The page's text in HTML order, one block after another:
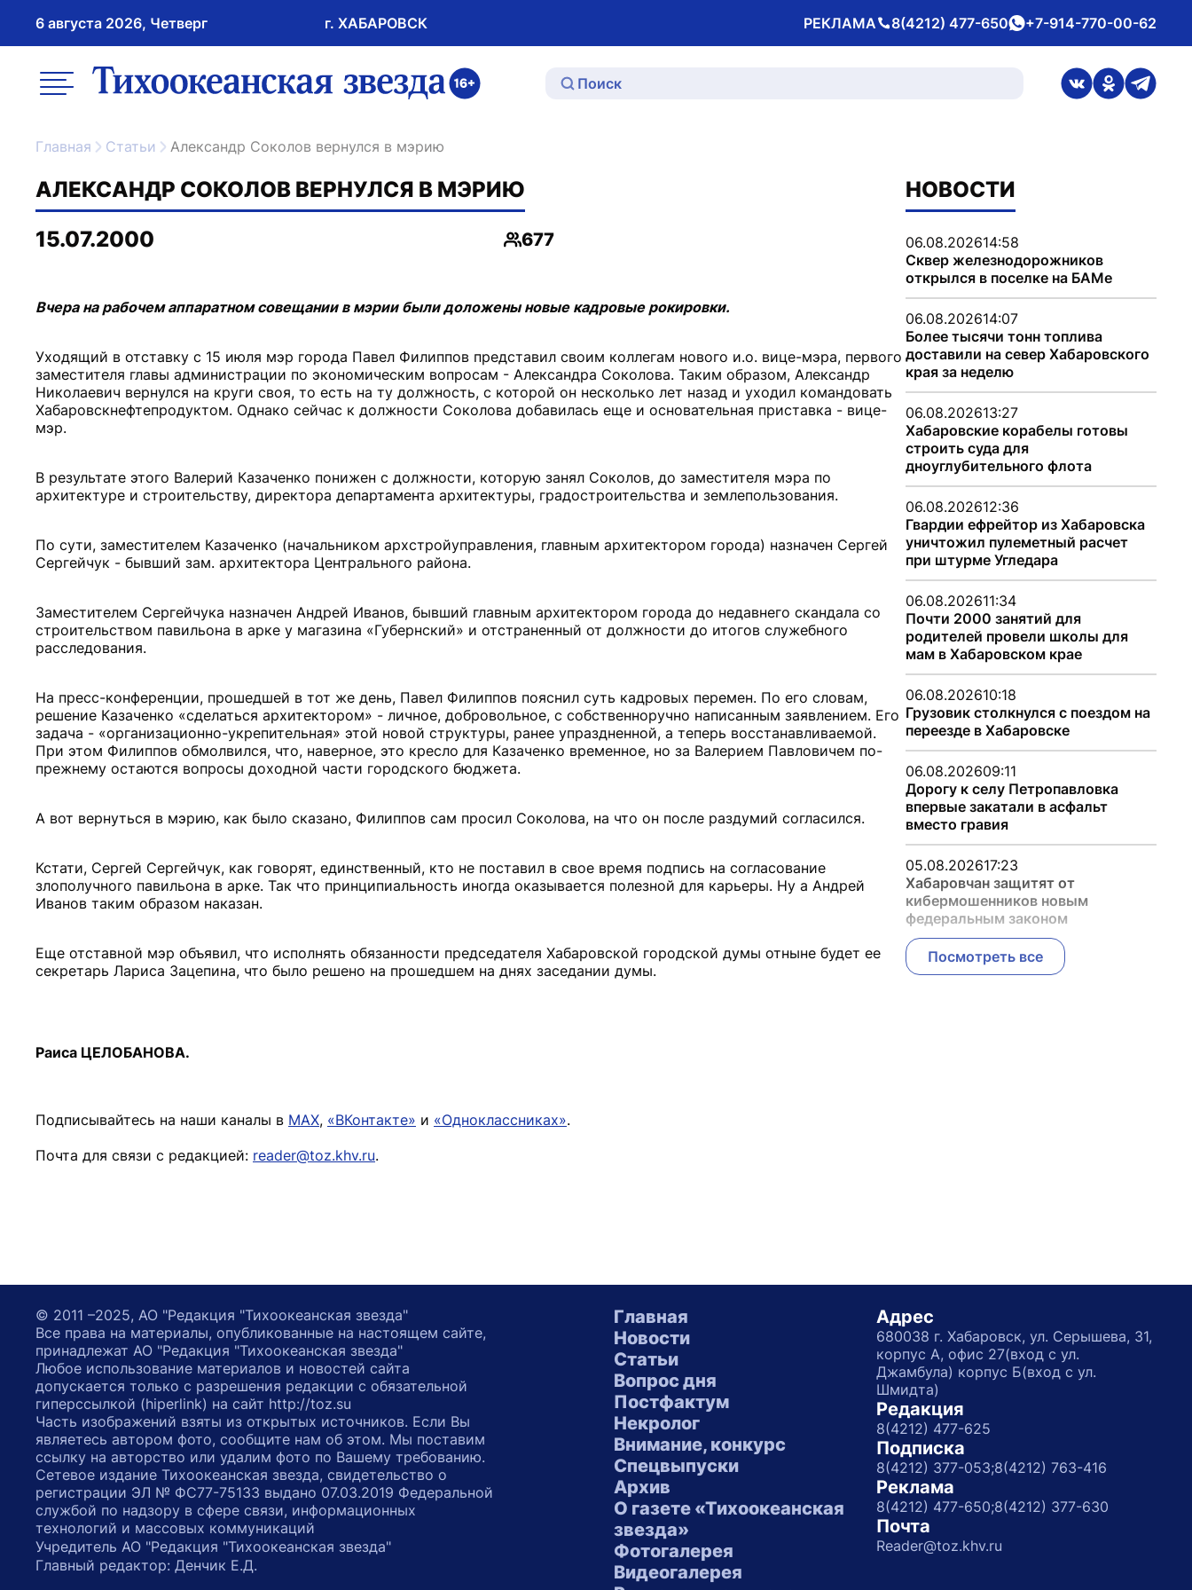
6 августа 2026, Четверг г. ХАБАРОВСК РЕКЛАМА
Телефон 8(4212) 477-650whatsApp
+7-914-770-00-62
меню ссылка на главную
ссылка на
ссылка на
Главная Статьи Александр Соколов вернулся в мэрию
АЛЕКСАНДР СОКОЛОВ ВЕРНУЛСЯ В МЭРИЮ
15.07.2000
Просмотры
677
Вчера на рабочем аппаратном совещании в мэрии были доложены новые кадровые рокировки.
Уходящий в отставку с 15 июля мэр города Павел Филиппов представил своим коллегам нового и.о. вице-мэра, первого
заместителя главы администрации по экономическим вопросам - Александра Соколова. Таким образом, Александр
Николаевич вернулся на круги своя, то есть на ту должность, с которой он несколько лет назад и уходил командовать
Хабаровскнефтепродуктом. Однако сейчас к должности Соколова добавилась еще и основательная приставка - вице-
мэр.
В результате этого Валерий Казаченко понижен с должности, которую занял Соколов, до заместителя мэра по
архитектуре и строительству, директора департамента архитектуры, градостроительства и землепользования.
По сути, заместителем Казаченко (начальником архстройуправления, главным архитектором города) назначен Сергей
Сергейчук - бывший зам. архитектора Центрального района.
Заместителем Сергейчука назначен Андрей Иванов, бывший главным архитектором города до недавнего скандала со
строительством павильона в арке у магазина «Губернский» и отстраненный от должности до итогов служебного
расследования.
На пресс-конференции, прошедшей в тот же день, Павел Филиппов пояснил суть кадровых перемен. По его словам,
решение Казаченко «сделаться архитектором» - личное, добровольное, с собственноручно написанным заявлением. Его
задача - «организационно-укрепительная» этой новой структуры, ранее упраздненной, а теперь восстанавливаемой.
При этом Филиппов обмолвился, что, наверное, это кресло для Казаченко временное, но за Валерием Павловичем по-
прежнему остаются вопросы доходной части городского бюджета.
А вот вернуться в мэрию, как было сказано, Филиппов сам просил Соколова, на что он после раздумий согласился.
Кстати, Сергей Сергейчук, как говорят, единственный, кто не поставил в свое время подпись на согласование
злополучного павильона в арке. Так что принципиальность иногда оказывается полезной для карьеры. Ну а Андрей
Иванов таким образом наказан.
Еще отставной мэр объявил, что исполнять обязанности председателя Хабаровской городской думы отныне будет ее
секретарь Лариса Зацепина, что было решено на прошедшем на днях заседании думы.
Раиса ЦЕЛОБАНОВА.
Подписывайтесь на наши каналы в MAX, «ВКонтакте» и «Одноклассниках».
Почта для связи с редакцией: reader@toz.khv.ru.
НОВОСТИ
06.08.202614:58
Сквер железнодорожников
открылся в поселке на БАМе
06.08.202614:07
Более тысячи тонн топлива
доставили на север Хабаровского
края за неделю
06.08.202613:27
Хабаровские корабелы готовы
строить суда для
дноуглубительного флота
06.08.202612:36
Гвардии ефрейтор из Хабаровска
уничтожил пулеметный расчет
при штурме Угледара
06.08.202611:34
Почти 2000 занятий для
родителей провели школы для
мам в Хабаровском крае
06.08.202610:18
Грузовик столкнулся с поездом на
переезде в Хабаровске
06.08.202609:11
Дорогу к селу Петропавловка
впервые закатали в асфальт
вместо гравия
05.08.202617:23
Хабаровчан защитят от
кибермошенников новым
федеральным законом
Посмотреть все
Главная
Новости
Статьи
Вопрос дня
Постфактум
Некролог
Внимание, конкурс
Спецвыпуски
Архив
О газете «Тихоокеанская
звезда»
Фотогалерея
Видеогалерея
Адрес
680038 г. Хабаровск, ул. Серышева, 31,
корпус А, офис 27(вход с ул.
Джамбула) корпус Б(вход с ул.
Шмидта)
Редакция
8(4212) 477-625
Подписка
8(4212) 377-053;8(4212) 763-416
Реклама
8(4212) 477-650;8(4212) 377-630
Почта
Reader@toz.khv.ru
© 2011 –2025, АО "Редакция "Тихоокеанская звезда"
Все права на материалы, опубликованные на настоящем сайте,
принадлежат АО "Редакция "Тихоокеанская звезда"
Любое использование материалов и новостей сайта
допускается только с разрешения редакции с обязательной
гиперссылкой (hiperlink) на сайт http://toz.su
Часть изображений взяты из открытых источников. Если Вы
являетесь автором фото, сообщите нам об этом. Мы поставим
ссылку на авторство или удалим фото по Вашему требованию.
Сетевое издание Тихоокеанская звезда, свидетельство о
регистрации ЭЛ № ФС77-75133 выдано 07.03.2019 Федеральной
службой по надзору в сфере связи, информационных
технологий и массовых коммуникаций
Учредитель АО "Редакция "Тихоокеанская звезда"
Главный редактор: Денчик Е.Д.